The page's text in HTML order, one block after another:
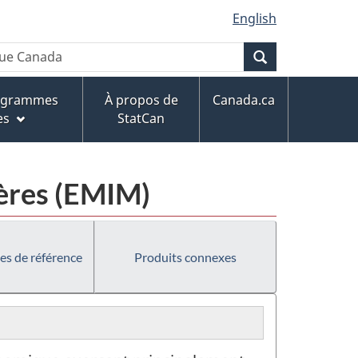
English
À propos de
StatCan
Canada.ca
(EMIM)
de référence Produits connexes